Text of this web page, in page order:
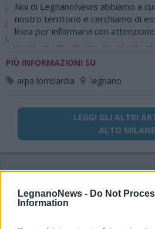
LegnanoNews - Do Not
Information
Noi di LegnanoNews abbiamo a
nostro territorio e cerchiamo di
linea per informarvi con attenzione.
PIÙ INFORMAZIONI SU
arpa lombardia
legnano
LEGGI GLI ALTRI
ALTO
Il